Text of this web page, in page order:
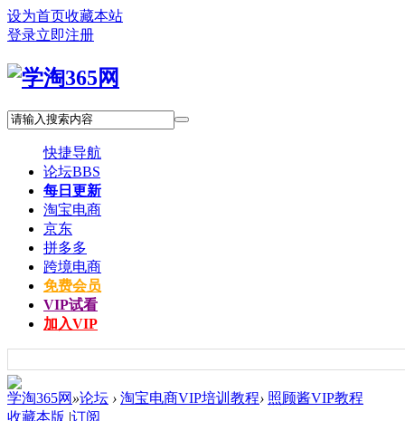
设为首页收藏本站
登录立即注册
快捷导航
论坛BBS
每日更新
淘宝电商
京东
拼多多
跨境电商
免费会员
VIP试看
加入VIP
学淘365网 »论坛 › 淘宝电商VIP培训教程› 照顾酱VIP教程
收藏本版 |订阅